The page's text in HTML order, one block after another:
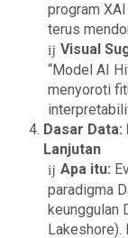
program
terus
Visual
“Model AI
menyoroti
Dasar
Lanjutan
Apa itu:
paradigma
keunggulan
Lakeshore).